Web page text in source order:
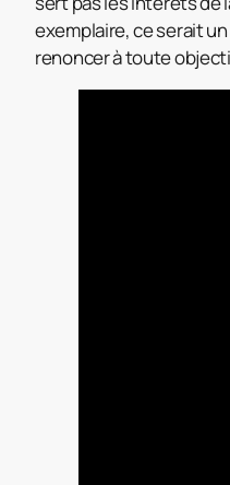
exemplaire, ce serait
renoncer à toute